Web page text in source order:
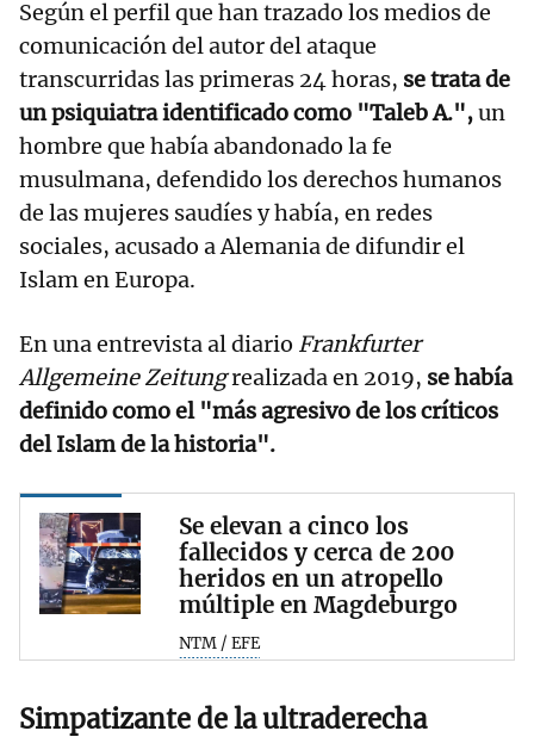
Según el perfil que han trazado los medios de
comunicación del autor del ataque
transcurridas las primeras 24 horas, se trata de
un psiquiatra identificado como "Taleb A.",un
hombre que había abandonado la fe
musulmana, defendido los derechos humanos
de las mujeres saudíes y había, en redes
sociales, acusado a Alemania de difundir el
Islam en Europa.
En una entrevista al diario Frankfurter
Allgemeine Zeitungrealizada en 2019, se había
definido como el "más agresivo de los críticos
del Islam de la historia".
Se elevan a cinco los
fallecidos y cerca de 200
heridos en un atropello
múltiple en Magdeburgo
NTM / EFE
Simpatizante de la ultraderecha